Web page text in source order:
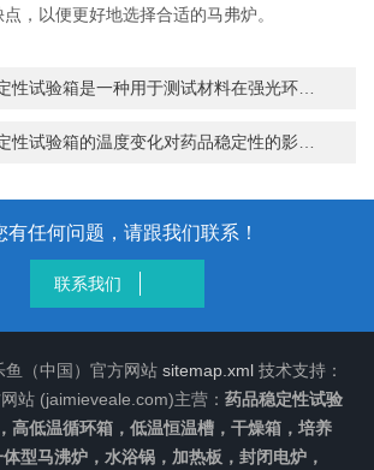
，以便更好地选择合适的马弗炉。
验箱是一种用于测试材料在强光环境下的稳定性的试验设备
试验箱的温度变化对药品稳定性的影响研究
有任何问题，请跟我们联系！
联系我们
（中国）官方网站 sitemap.xml 技术支持：
站 (jaimieveale.com)主营： 药品稳定性试验
高低温循环箱，低温恒温槽，干燥箱，培养
型马沸炉，水浴锅，加热板，封闭电炉，